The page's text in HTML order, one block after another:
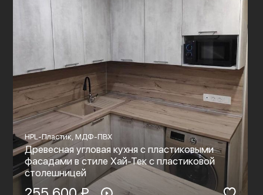
HPL-Пластик, МДФ-ПВХ
Древесная угловая кухня с пластиковыми
фасадами в стиле Хай-Тек с пластиковой
столешницей